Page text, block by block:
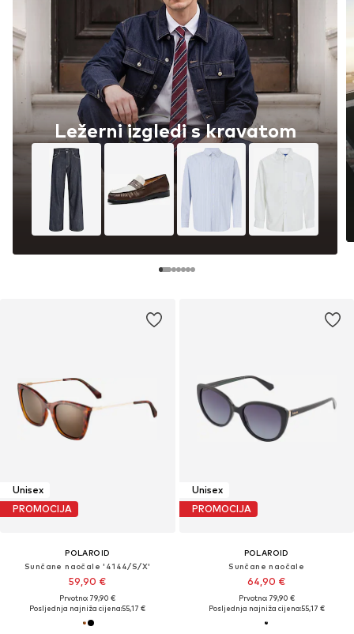
Ležerni izgledi s kravatom
Unisex
PROMOCIJA
POLAROID
Sunčane naočale '4144/S/X'
59,90 €
Prvotno: 79,90 €
Posljednja najniža cijena:55,17 €
Unisex
PROMOCIJA
POLAROID
Sunčane naočale
64,90 €
Prvotno: 79,90 €
Posljednja najniža cijena:55,17 €